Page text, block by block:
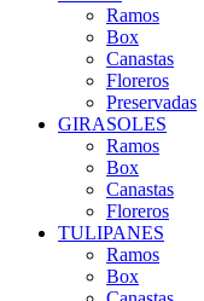
Ramos
Box
Canastas
Floreros
Preservadas
GIRASOLES
Ramos
Box
Canastas
Floreros
TULIPANES
Ramos
Box